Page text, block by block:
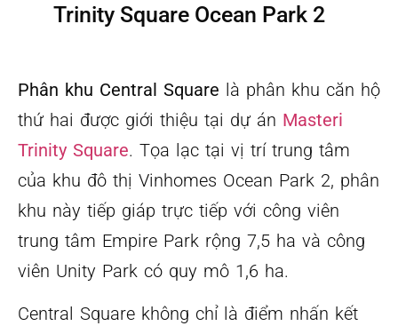
Trinity Square Ocean Park 2
Phân khu Central Square là phân khu căn hộ
thứ hai được giới thiệu tại dự án Masteri
Trinity Square. Tọa lạc tại vị trí trung tâm
của khu đô thị Vinhomes Ocean Park 2, phân
khu này tiếp giáp trực tiếp với công viên
trung tâm Empire Park rộng 7,5 ha và công
viên Unity Park có quy mô 1,6 ha.
Central Square không chỉ là điểm nhấn kết